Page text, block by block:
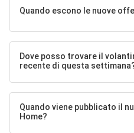
Quando escono le nuove
Dove posso trovare il
recente di questa
Quando viene pubblicato il
Home?